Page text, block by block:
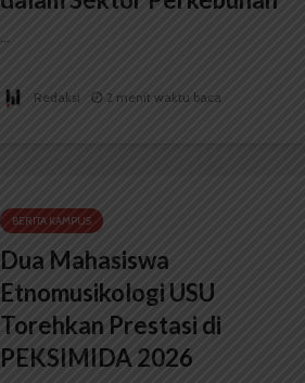
...
Redaksi 2 menit waktu baca
BERITA KAMPUS
Dua Mahasiswa
Etnomusikologi USU
Torehkan Prestasi di
PEKSIMIDA 2026